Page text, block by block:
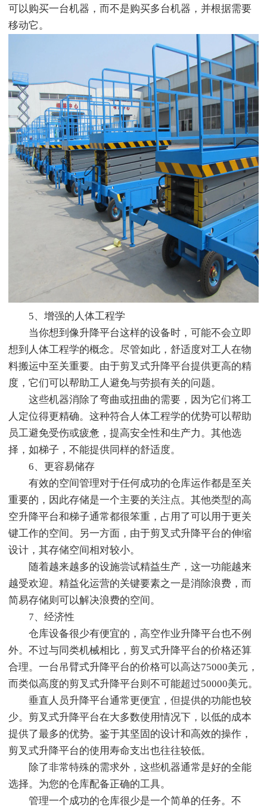
可以购买一台机器，而不是购买多台机器，并根据需要
移动它。
5、增强的人体工程学
当你想到像升降平台这样的设备时，可能不会立即
想到人体工程学的概念。尽管如此，舒适度对工人在物
料搬运中至关重要。由于剪叉式升降平台提供更高的精
度，它们可以帮助工人避免与劳损有关的问题。
这些机器消除了弯曲或扭曲的需要，因为它们将工
人定位得更精确。这种符合人体工程学的优势可以帮助
员工避免受伤或疲惫，提高安全性和生产力。其他选
择，如梯子，不能提供同样的舒适度。
6、更容易储存
有效的空间管理对于任何成功的仓库运作都是至关
重要的，因此存储是一个主要的关注点。其他类型的高
空升降平台和梯子通常都很笨重，占用了可以用于更关
键工作的空间。另一方面，由于剪叉式升降平台的伸缩
设计，其存储空间相对较小。
随着越来越多的设施尝试精益生产，这一功能越来
越受欢迎。精益化运营的关键要素之一是消除浪费，而
简易存储则可以解决浪费的空间。
7、经济性
仓库设备很少有便宜的，高空作业升降平台也不例
外。不过与同类机械相比，剪叉式升降平台的价格还算
合理。一台吊臂式升降平台的价格可以高达75000美元，
而类似高度的剪叉式升降平台则不可能超过50000美元。
垂直人员升降平台通常更便宜，但提供的功能也较
少。剪叉式升降平台在大多数使用情况下，以低的成本
提供了最多的优势。鉴于其坚固的设计和高效的操作，
剪叉式升降平台的使用寿命支出也往往较低。
除了非常特殊的需求外，这些机器通常是好的全能
选择。为您的仓库配备正确的工具。
管理一个成功的仓库很少是一个简单的任务。不